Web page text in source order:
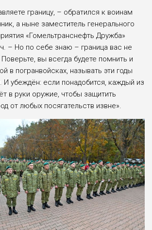
границу, – обратился к воинам
а ныне заместитель генерального
«Гомельтранснефть Дружба»
– Но по себе знаю – граница вас не
Поверьте, вы всегда будете помнить и
в погранвойсках, называть эти годы
И убеждён: если понадобится, каждый из
в руки оружие, чтобы защитить
от любых посягательств извне».